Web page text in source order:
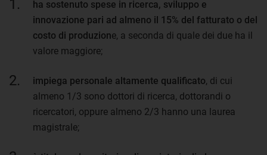
ha sostenuto spese in ricerca, sviluppo e
innovazione pari ad almeno il 15% del fatturato o del
costo di produzione, a seconda di quale dei due ha il
valore maggiore;
impiega personale altamente qualificato, di cui
almeno 1/3 sono dottori di ricerca, dottorandi o
ricercatori, oppure almeno 2/3 hanno una laurea
magistrale;